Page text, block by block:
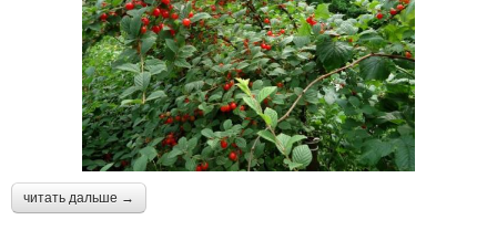
читать дальше →